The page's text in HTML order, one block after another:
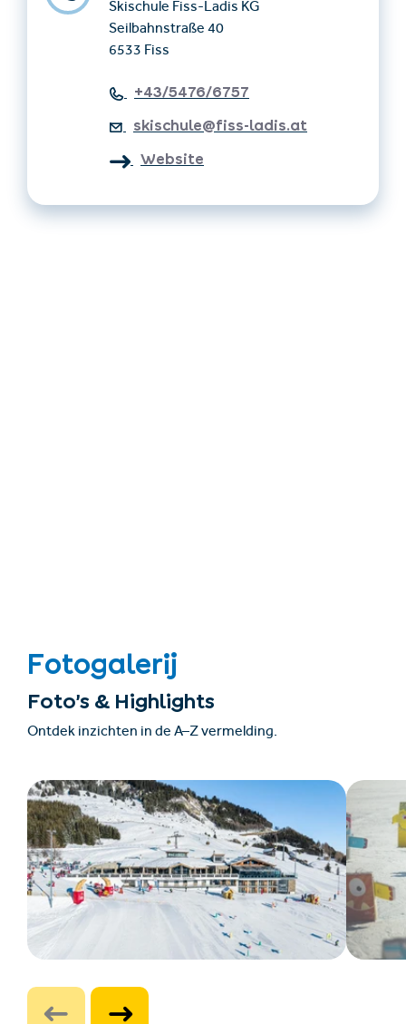
Skischule Fiss-Ladis KG
Seilbahnstraße 40
6533 Fiss
+43/5476/6757
skischule@fiss-ladis.at
Website
Fotogalerij
Foto’s & Highlights
Ontdek inzichten in de A–Z vermelding.